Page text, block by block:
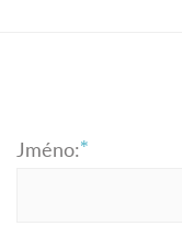
Jméno: